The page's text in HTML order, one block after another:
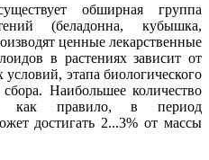
обширная группа
(беладонна, кубышка,
ценные лекарственные
в растениях зависит от
этапа биологического
Наибольшее количество
как правило, в период
достигать 2...3% от массы